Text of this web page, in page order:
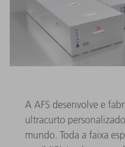
A AFS desenvolve e
ultracurto
mundo. Toda a faixa